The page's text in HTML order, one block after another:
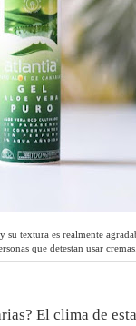
textura es realmente
que detestan usar
El clima de